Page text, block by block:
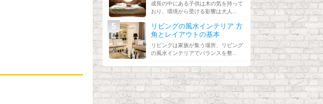
成長の中にある子供は木の気を持って
おり、環境から受ける影響は大人...
リビングの風水インテリア 方
角とレイアウトの基本
リビングは家族が集う場所、リビング
の風水インテリアでバランスを整...